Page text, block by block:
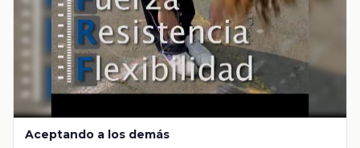
Aceptando a los demás